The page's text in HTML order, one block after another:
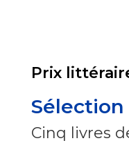
Prix
Sélection
Cinq livres